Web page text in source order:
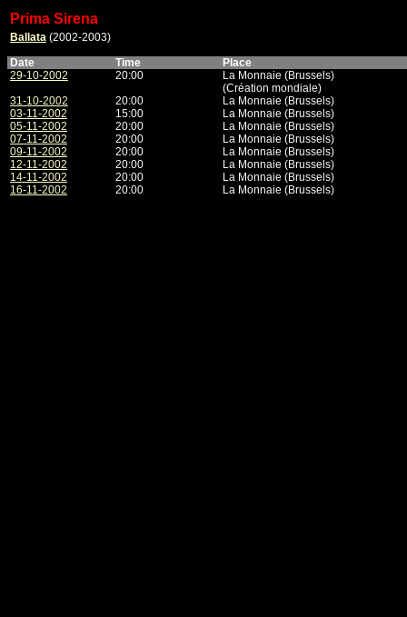
Prima Sirena
Ballata (2002-2003)
Date
Time
Place
29-10-2002
20:00
La Monnaie (Brussels)
(Création mondiale)
31-10-2002
20:00
La Monnaie (Brussels)
03-11-2002
15:00
La Monnaie (Brussels)
05-11-2002
20:00
La Monnaie (Brussels)
07-11-2002
20:00
La Monnaie (Brussels)
09-11-2002
20:00
La Monnaie (Brussels)
12-11-2002
20:00
La Monnaie (Brussels)
14-11-2002
20:00
La Monnaie (Brussels)
16-11-2002
20:00 La Monnaie (Brussels)